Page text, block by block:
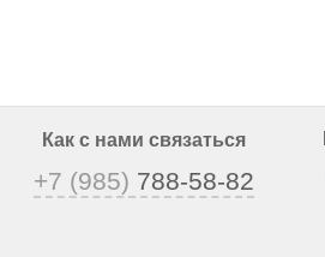
Как с нами связаться
+7 (985) 788-58-82